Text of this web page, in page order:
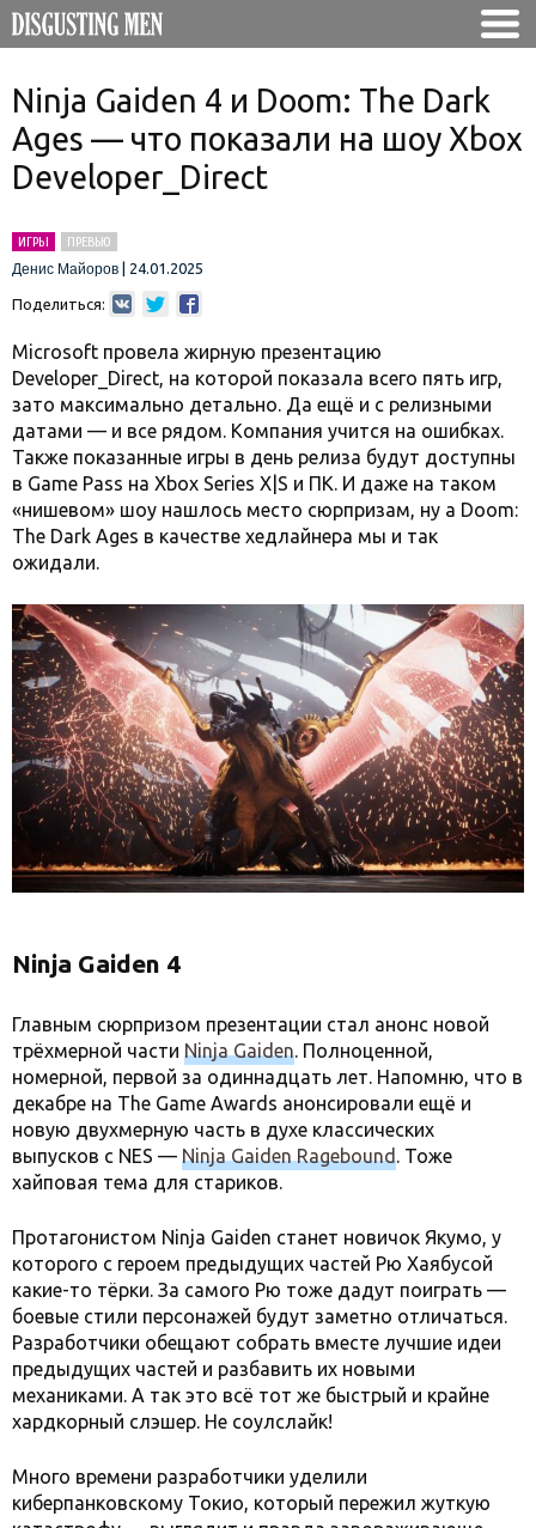
Ninja Gaiden 4 и Doom: The Dark
Ages — что показали на шоу Xbox
Developer_Direct
ИГРЫ
ПРЕВЬЮ
Денис Майоров
24.01.2025
Поделиться:
Microsoft провела жирную презентацию
Developer_Direct, на которой показала всего пять игр,
зато максимально детально. Да ещё и с релизными
датами — и все рядом. Компания учится на ошибках.
Также показанные игры в день релиза будут доступны
в Game Pass на Xbox Series X|S и ПК. И даже на таком
«нишевом» шоу нашлось место сюрпризам, ну а Doom:
The Dark Ages в качестве хедлайнера мы и так
ожидали.
Ninja Gaiden 4
Главным сюрпризом презентации стал анонс новой
трёхмерной части Ninja Gaiden. Полноценной,
номерной, первой за одиннадцать лет. Напомню, что в
декабре на The Game Awards анонсировали ещё и
новую двухмерную часть в духе классических
выпусков с NES — Ninja Gaiden Ragebound. Тоже
хайповая тема для стариков.
Протагонистом Ninja Gaiden станет новичок Якумо, у
которого с героем предыдущих частей Рю Хаябусой
какие-то тёрки. За самого Рю тоже дадут поиграть —
боевые стили персонажей будут заметно отличаться.
Разработчики обещают собрать вместе лучшие идеи
предыдущих частей и разбавить их новыми
механиками. А так это всё тот же быстрый и крайне
хардкорный слэшер. Не соулслайк!
Много времени разработчики уделили
киберпанковскому Токио, который пережил жуткую